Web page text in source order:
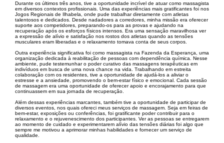
Durante os últimos três anos, tive a oportunidade incrível de atuar como massagista
em diversos contextos profissionais. Uma das experiências mais gratificantes foi nos
Jogos Regionais de Ilhabela, onde pude trabalhar diretamente com atletas
talentosos e dedicados. Desde nadadores a corredores, minha missão era oferecer
suporte aos competidores, preparando-os para as provas e ajudando na
recuperação após os esforços físicos intensos. Era uma sensação maravilhosa ver
a expressão de alívio e satisfação nos rostos dos atletas quando as tensões
musculares eram liberadas e o relaxamento tomava conta de seus corpos.
Outra experiência significativa foi como massagista na Fazenda da Esperança, uma
organização dedicada à reabilitação de pessoas com dependência química. Nesse
ambiente, pude testemunhar o poder curativo das massagens terapêuticas em
indivíduos em busca de uma nova chance na vida. Trabalhando em estreita
colaboração com os residentes, tive a oportunidade de ajudá-los a aliviar o
estresse e a ansiedade, promovendo o bem-estar físico e emocional. Cada sessão
de massagem era uma oportunidade de oferecer apoio e encorajamento para que
continuassem em sua jornada de recuperação.
Além dessas experiências marcantes, também tive a oportunidade de participar de
diversos eventos, nos quais ofereci meus serviços de massagem. Seja em feiras de
bem-estar, exposições ou conferências, foi gratificante poder contribuir para o
relaxamento e o rejuvenescimento dos participantes. Ver as pessoas se entregarem
ao momento de cuidado e experimentarem alívio das tensões diárias foi algo que
sempre me motivou a aprimorar minhas habilidades e fornecer um serviço de
qualidade.